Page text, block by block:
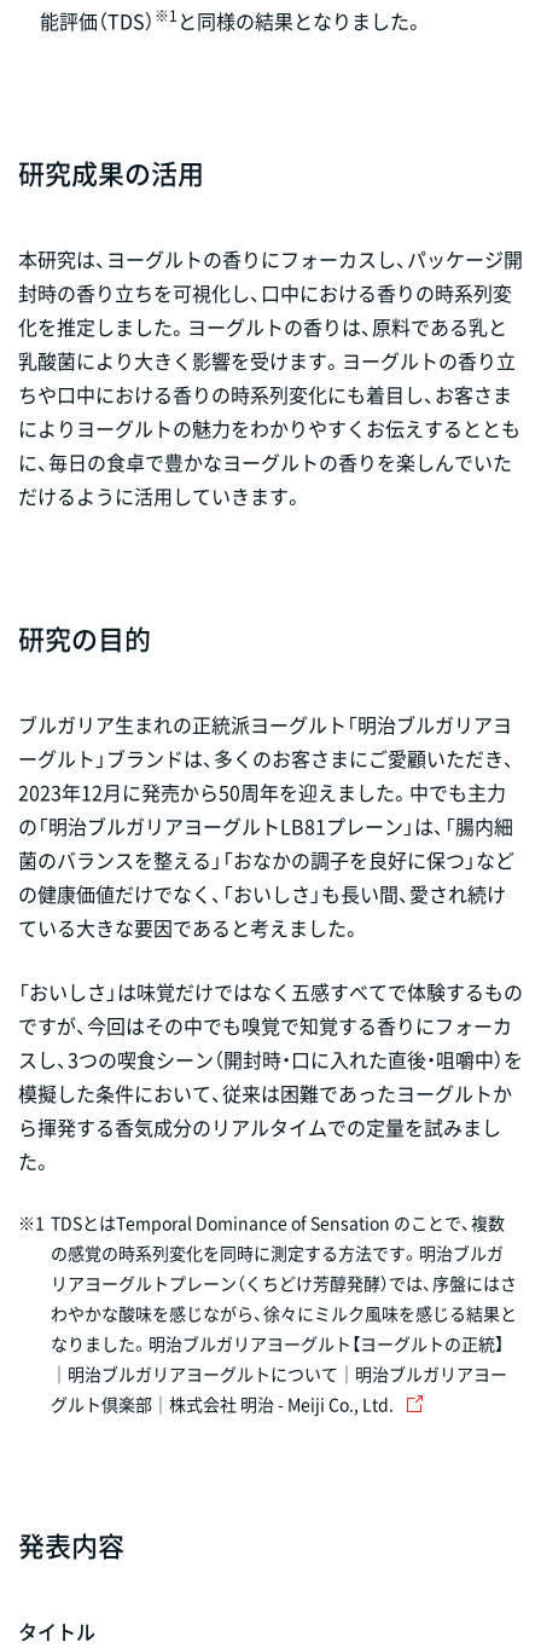
能評価（TDS） ※1 と同様の結果となりました。
研究成果の活用
本研究は、ヨーグルトの香りにフォーカスし、パッケージ開
封時の香り立ちを可視化し、口中における香りの時系列変
化を推定しました。ヨーグルトの香りは、原料である乳と
乳酸菌により大きく影響を受けます。ヨーグルトの香り立
ちや口中における香りの時系列変化にも着目し、お客さま
によりヨーグルトの魅力をわかりやすくお伝えするととも
に、毎日の食卓で豊かなヨーグルトの香りを楽しんでいた
だけるように活用していきます。
研究の目的
ブルガリア生まれの正統派ヨーグルト「明治ブルガリアヨ
ーグルト」ブランドは、多くのお客さまにご愛顧いただき、
2023年12月に発売から50周年を迎えました。中でも主力
の「明治ブルガリアヨーグルトLB81プレーン」は、「腸内細
菌のバランスを整える」「おなかの調子を良好に保つ」など
の健康価値だけでなく、「おいしさ」も長い間、愛され続け
ている大きな要因であると考えました。
「おいしさ」は味覚だけではなく五感すべてで体験するもの
ですが、今回はその中でも嗅覚で知覚する香りにフォーカ
スし、3つの喫食シーン（開封時・口に入れた直後・咀嚼中）を
模擬した条件において、従来は困難であったヨーグルトか
ら揮発する香気成分のリアルタイムでの定量を試みまし
た。
※1 TDSとはTemporal Dominance of Sensation のことで、複数
の感覚の時系列変化を同時に測定する方法です。明治ブルガ
リアヨーグルトプレーン（くちどけ芳醇発酵）では、序盤にはさ
わやかな酸味を感じながら、徐々にミルク風味を感じる結果と
なりました。 明治ブルガリアヨーグルト【ヨーグルトの正統】
｜明治ブルガリアヨーグルトについて｜明治ブルガリアヨー
グルト倶楽部｜株式会社 明治 - Meiji Co., Ltd.
発表内容
タイトル